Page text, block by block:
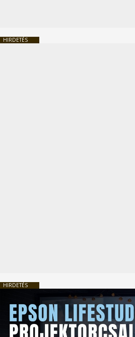
HIRDETÉS
HIRDETÉS